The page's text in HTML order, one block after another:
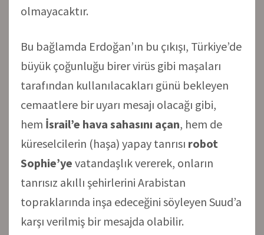
olmayacaktır.
Bu bağlamda Erdoğan’ın bu çıkışı, Türkiye’de
büyük çoğunluğu birer virüs gibi maşaları
tarafından kullanılacakları günü bekleyen
cemaatlere bir uyarı mesajı olacağı gibi,
hem İsrail’e hava sahasını açan, hem de
küreselcilerin (haşa) yapay tanrısı robot
Sophie’ye vatandaşlık vererek, onların
tanrısız akıllı şehirlerini Arabistan
topraklarında inşa edeceğini söyleyen Suud’a
karşı verilmiş bir mesajda olabilir.